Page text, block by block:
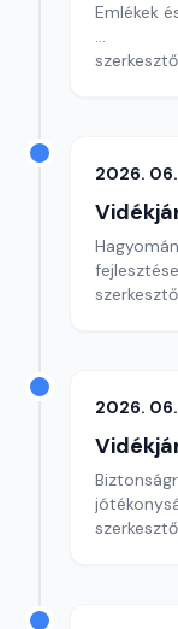
Emlékek
...
2026. 06.
2026.